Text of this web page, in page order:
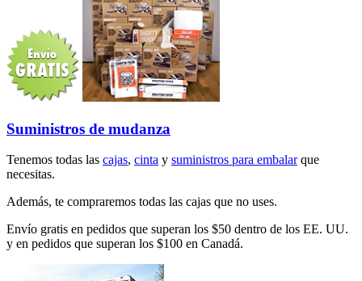
Suministros de mudanza
Tenemos todas las cajas, cinta y suministros para embalarque
necesitas.
Además, te compraremos todas las cajas que no uses.
Envío gratis en pedidos que superan los $50 dentro de los EE. UU.
y en pedidos que superan los $100 en Canadá.